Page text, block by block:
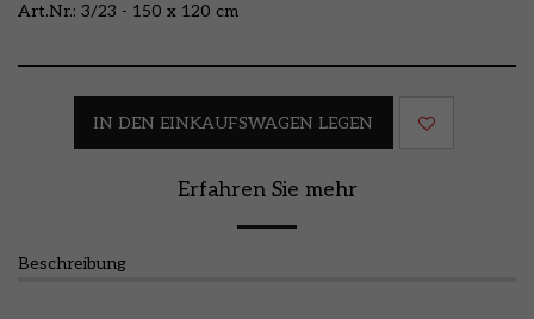
Art.Nr.: 3/23 - 150 x 120 cm
IN DEN EINKAUFSWAGEN LEGEN
Erfahren Sie mehr
Beschreibung